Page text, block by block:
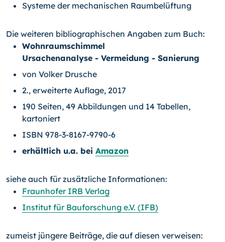
Systeme der mechanischen Raumbelüftung
Die weiteren bibliographischen Angaben zum Buch:
Wohnraumschimmel
Ursachenanalyse - Vermeidung - Sanierung
von Volker Drusche
2., erweiterte Auflage, 2017
190 Seiten, 49 Abbildungen und 14 Tabellen,
kartoniert
ISBN 978-3-8167-9790-6
erhältlich u.a. bei Amazon
siehe auch für zusätzliche Informationen:
Fraunhofer IRB Verlag
Institut für Bauforschung e.V. (IFB)
zumeist jüngere Beiträge, die auf diesen verweisen: